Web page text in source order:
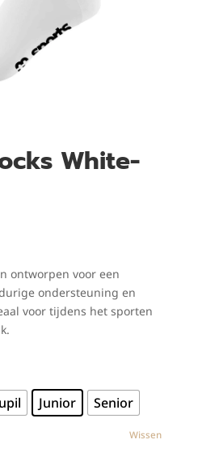
White-
ontworpen voor een
ondersteuning en
voor tijdens het sporten
Junior Senior
Wissen